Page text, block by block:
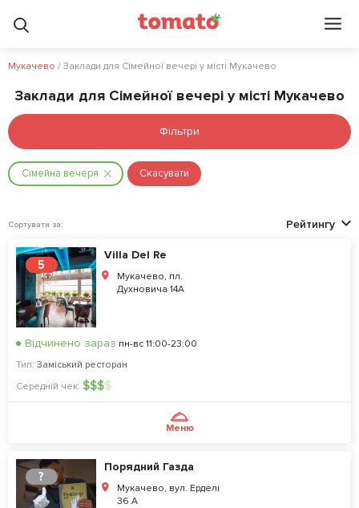
Мукачево / Заклади для Сімейної вечері у місті Мукачево
Заклади для Сімейної вечері у місті Мукачево
Фільтри
Сімейна вечеря Скасувати
Сортувати за: Рейтингу
5
Villa Del Re
Мукачево, пл.
Духновича 14А
Відчинено зараз пн-вс 11:00-23:00
Тип: Заміський ресторан
Середній чек: $$$$
Меню
?
Порядний Газда
Мукачево, вул. Ерделі
36 А